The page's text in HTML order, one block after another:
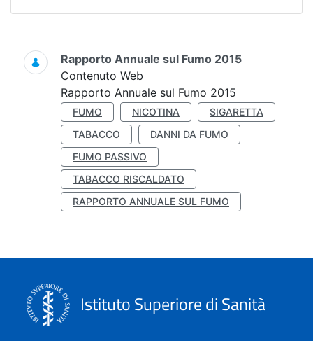
Ricerca
Rapporto Annuale sul Fumo 2015
Contenuto Web
Rapporto Annuale sul Fumo 2015
FUMO NICOTINA
SIGARETTA
TABACCO
DANNI DA FUMO
FUMO PASSIVO
TABACCO RISCALDATO
RAPPORTO ANNUALE SUL FUMO
Istituto Superiore di Sanità